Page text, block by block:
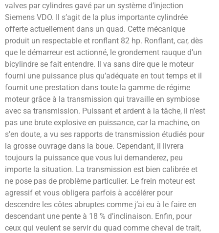
valves par cylindres gavé par un système d’injection
Siemens VDO. Il s’agit de la plus importante cylindrée
offerte actuellement dans un quad. Cette mécanique
produit un respectable et ronflant 82 hp. Ronflant, car, dès
que le démarreur est actionné, le grondement rauque d’un
bicylindre se fait entendre. Il va sans dire que le moteur
fourni une puissance plus qu’adéquate en tout temps et il
fournit une prestation dans toute la gamme de régime
moteur grâce à la transmission qui travaille en symbiose
avec sa transmission. Puissant et ardent à la tâche, il n’est
pas une brute explosive en puissance, car la machine, on
s’en doute, a vu ses rapports de transmission étudiés pour
la grosse ouvrage dans la boue. Cependant, il livrera
toujours la puissance que vous lui demanderez, peu
importe la situation. La transmission est bien calibrée et
ne pose pas de problème particulier. Le frein moteur est
agressif et vous obligera parfois à accélérer pour
descendre les côtes abruptes comme j’ai eu à le faire en
descendant une pente à 18 % d’inclinaison. Enfin, pour
ceux qui veulent se servir du quad comme cheval de trait,